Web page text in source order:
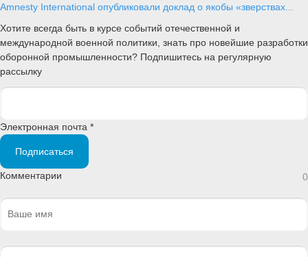
Amnesty International опубликовали доклад о якобы «зверствах...
Хотите всегда быть в курсе событий отечественной и
международной военной политики, знать про новейшие разработки
оборонной промышленности? Подпишитесь на регулярную
рассылку
Электронная почта *
Подписаться
Комментарии 0